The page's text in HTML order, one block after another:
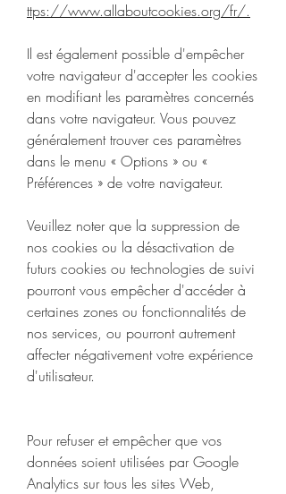
ttps://www.allaboutcookies.org/fr/.
Il est également possible d'empêcher
votre navigateur d'accepter les cookies
en modifiant les paramètres concernés
dans votre navigateur. Vous pouvez
généralement trouver ces paramètres
dans le menu « Options » ou «
Préférences » de votre navigateur.
Veuillez noter que la suppression de
nos cookies ou la désactivation de
futurs cookies ou technologies de suivi
pourront vous empêcher d'accéder à
certaines zones ou fonctionnalités de
nos services, ou pourront autrement
affecter négativement votre expérience
d'utilisateur.
Pour refuser et empêcher que vos
données soient utilisées par Google
Analytics sur tous les sites Web,